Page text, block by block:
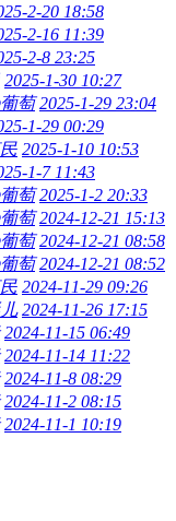
2-20 18:58
2-16 11:39
2-8 23:25
2025-1-30 10:27
萄 2025-1-29 23:04
1-29 00:29
2025-1-10 10:53
1-7 11:43
萄 2025-1-2 20:33
萄 2024-12-21 15:13
萄 2024-12-21 08:58
萄 2024-12-21 08:52
2024-11-29 09:26
2024-11-26 17:15
2024-11-15 06:49
2024-11-14 11:22
2024-11-8 08:29
2024-11-2 08:15
2024-11-1 10:19